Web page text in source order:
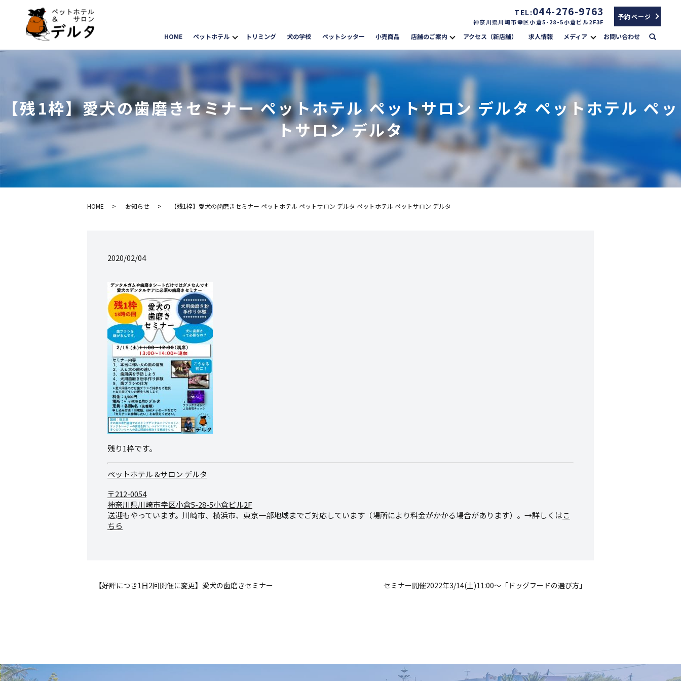
TEL:044-276-9763
神奈川県川崎市幸区小倉5-28-5小倉ビル2F3F
予約ページ
HOME ペットホテル トリミング 犬の学校 ペットシッター 小売商品 店舗のご案内 アクセス（新店舗） 求人情報 メディア お問い合わせ search
【残1枠】愛犬の歯磨きセミナー ペットホテル ペットサロン デルタ ペットホテル ペッ
トサロン デルタ
HOME お知らせ 【残1枠】愛犬の歯磨きセミナー ペットホテル ペットサロン デルタ ペットホテル ペットサロン デルタ
2020/02/04
残り1枠です。
ペットホテル &サロン デルタ
〒212-0054
神奈川県川崎市幸区小倉5-28-5小倉ビル2F
送迎もやっています。川崎市、横浜市、東京一部地域までご対応しています（場所により料金がかかる場合があります）。→詳しくはこ
ちら
【好評につき1日2回開催に変更】愛犬の歯磨きセミナー セミナー開催2022年3/14(土)11:00～「ドッグフードの選び方」